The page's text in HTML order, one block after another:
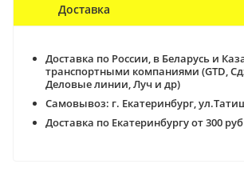
Доставка
Доставка по России, в Беларусь и
транспортными компаниями (GTD,
Деловые линии, Луч и др)
Самовывоз: г. Екатеринбург,
Доставка по Екатеринбургу от 300 руб